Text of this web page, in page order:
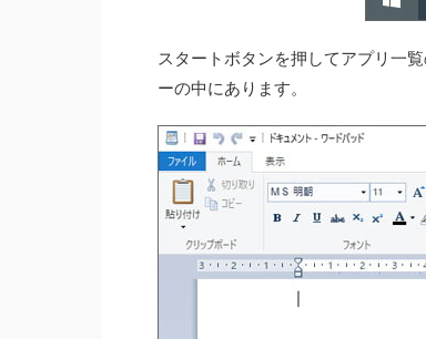
スタートボタンを押してアプリ一
ーの中にあります。